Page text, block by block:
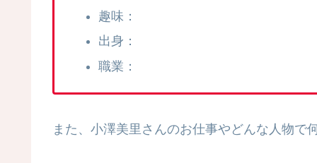
趣味：
出身：
職業：
また、小澤美里さんのお仕事やどんな人物で